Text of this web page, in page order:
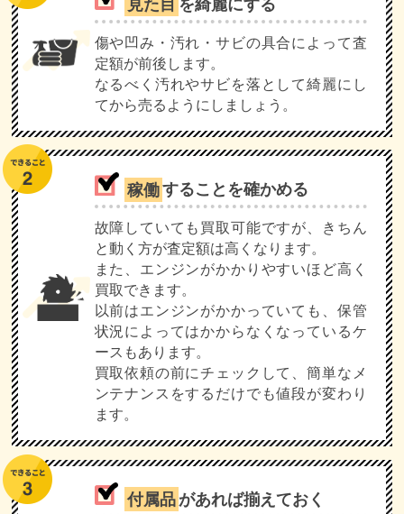
傷や凹み・汚れ・サビの具合によって査
定額が前後します。
なるべく汚れやサビを落として綺麗にし
てから売るようにしましょう。
稼働することを確かめる
故障していても買取可能ですが、きちん
と動く方が査定額は高くなります。
また、エンジンがかかりやすいほど高く
買取できます。
以前はエンジンがかかっていても、保管
状況によってはかからなくなっているケ
ースもあります。
買取依頼の前にチェックして、簡単なメ
ンテナンスをするだけでも値段が変わり
ます。
付属品があれば揃えておく